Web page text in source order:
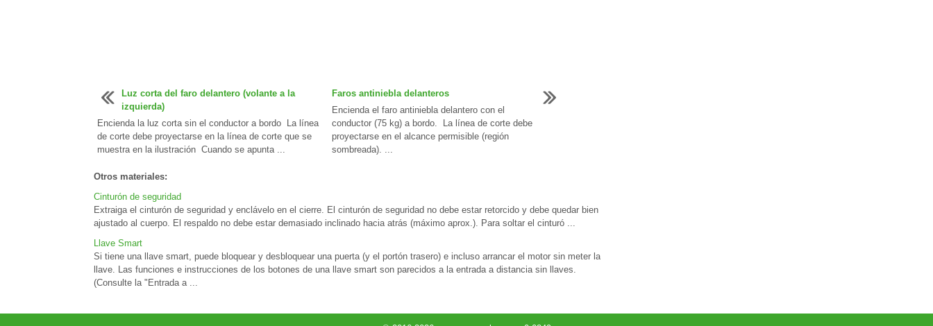
Luz corta del faro delantero (volante a la
izquierda)
Encienda la luz corta sin el conductor a bordo La línea
de corte debe proyectarse en la línea de corte que se
muestra en la ilustración Cuando se apunta ...
Faros antiniebla delanteros
Encienda el faro antiniebla delantero con el
conductor (75 kg) a bordo. La línea de corte debe
proyectarse en el alcance permisible (región
sombreada). ...
Otros materiales:
Cinturón de seguridad
Extraiga el cinturón de seguridad y enclávelo en el cierre. El cinturón de seguridad no debe estar retorcido y debe quedar bien
ajustado al cuerpo. El respaldo no debe estar demasiado inclinado hacia atrás (máximo aprox.). Para soltar el cinturó ...
Llave Smart
Si tiene una llave smart, puede bloquear y desbloquear una puerta (y el portón trasero) e incluso arrancar el motor sin meter la
llave. Las funciones e instrucciones de los botones de una llave smart son parecidos a la entrada a distancia sin llaves.
(Consulte la "Entrada a ...